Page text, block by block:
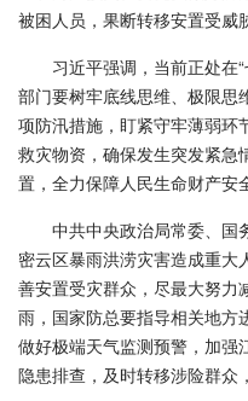
被困人员，果断转移安置受威
习近平强调，当前正处在
部门要树牢底线思维、极限思
项防汛措施，盯紧守牢薄弱环
救灾物资，确保发生突发紧急
置，全力保障人民生命财产安
中共中央政治局常委、国
密云区暴雨洪涝灾害造成重
善安置受灾群众，尽最大努力
雨，国家防总要指导相关地方
做好极端天气监测预警，加强
隐患排查，及时转移涉险群众